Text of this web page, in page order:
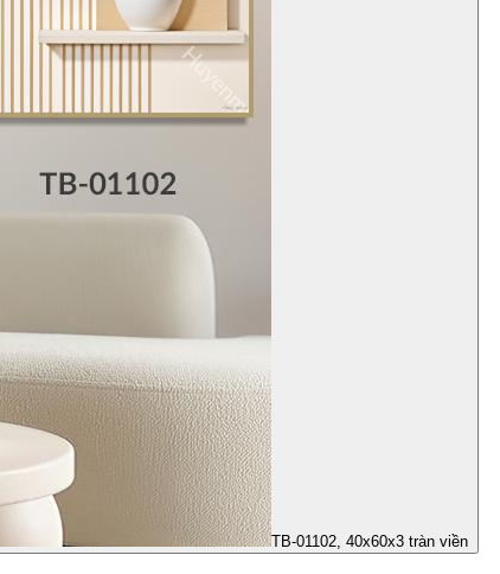
TB-01102, 40x60x3 tràn viền